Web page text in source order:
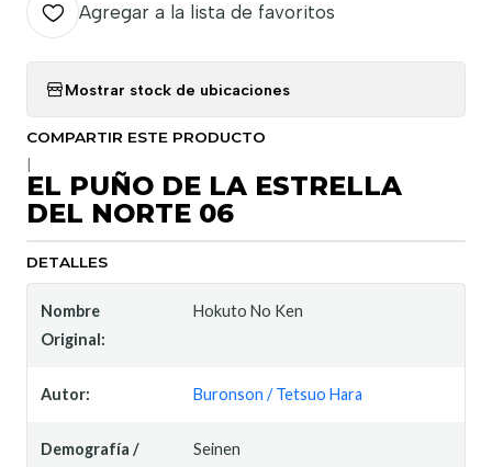
Agregar a la lista de favoritos
Mostrar stock de ubicaciones
COMPARTIR ESTE PRODUCTO
EL PUÑO DE LA ESTRELLA
DEL NORTE 06
DETALLES
Nombre
Original:
Hokuto No Ken
Autor: Buronson / Tetsuo Hara
Demografía /
Seinen